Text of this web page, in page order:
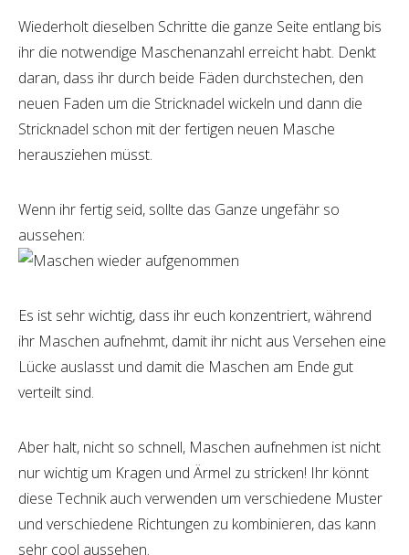
Wiederholt dieselben Schritte die ganze Seite entlang bis
ihr die notwendige Maschenanzahl erreicht habt. Denkt
daran, dass ihr durch beide Fäden durchstechen, den
neuen Faden um die Stricknadel wickeln und dann die
Stricknadel schon mit der fertigen neuen Masche
herausziehen müsst.
Wenn ihr fertig seid, sollte das Ganze ungefähr so
aussehen:
Es ist sehr wichtig, dass ihr euch konzentriert, während
ihr Maschen aufnehmt, damit ihr nicht aus Versehen eine
Lücke auslasst und damit die Maschen am Ende gut
verteilt sind.
Aber halt, nicht so schnell, Maschen aufnehmen ist nicht
nur wichtig um Kragen und Ärmel zu stricken! Ihr könnt
diese Technik auch verwenden um verschiedene Muster
und verschiedene Richtungen zu kombinieren, das kann
sehr cool aussehen.